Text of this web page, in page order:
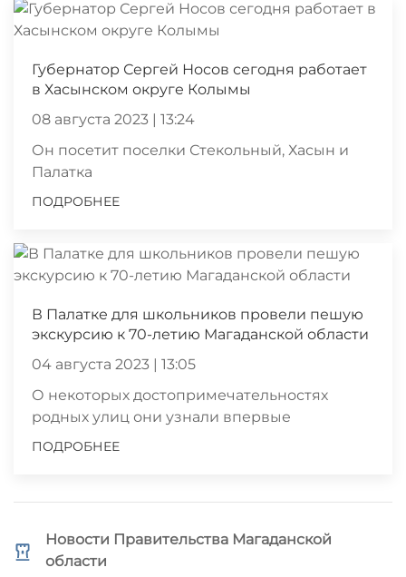
Губернатор Сергей Носов сегодня работает
в Хасынском округе Колымы
08 августа 2023 | 13:24
Он посетит поселки Стекольный, Хасын и
Палатка
ПОДРОБНЕЕ
В Палатке для школьников провели пешую
экскурсию к 70-летию Магаданской области
04 августа 2023 | 13:05
О некоторых достопримечательностях
родных улиц они узнали впервые
ПОДРОБНЕЕ
Новости Правительства Магаданской
области